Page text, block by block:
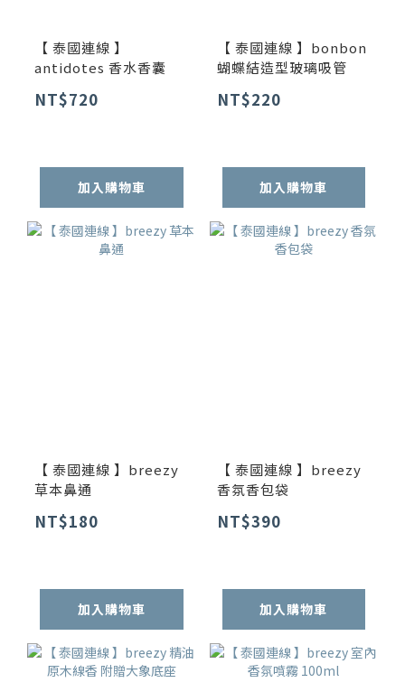
【 泰國連線 】
antidotes 香水香囊
NT$720
加入購物車
【 泰國連線 】bonbon
蝴蝶結造型玻璃吸管
NT$220
加入購物車
【 泰國連線 】breezy
草本鼻通
NT$180
加入購物車
【 泰國連線 】breezy
香氛香包袋
NT$390
加入購物車